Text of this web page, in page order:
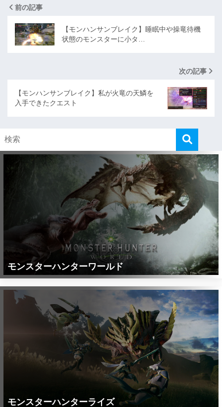
前の記事
【モンハンサンブレイク】睡眠中や操竜待機
状態のモンスターに小タ…
次の記事
【モンハンサンブレイク】私が火竜の天鱗を
入手できたクエスト
モンスターハンターワールド
モンスターハンターライズ